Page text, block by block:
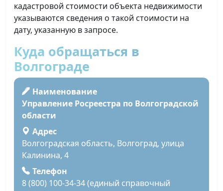
кадастровой стоимости объекта недвижимости
указываются сведения о такой стоимости на
дату, указанную в запросе.
Куда обращаться в
Волгограде
Наименование
Управление Росреестра по Волгоградской
области
Адрес
Волгоградская область, Волгоград, улица
Калинина, 4
Телефон
8 (800) 100-34-34 (единый справочный